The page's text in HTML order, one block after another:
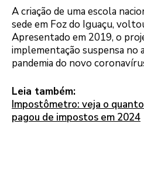
A criação de uma escola
sede em Foz do Iguaçu,
Apresentado em 2019, o
implementação suspensa no
pandemia do novo
Leia também:
Impostômetro: veja o
pagou de impostos em 2024